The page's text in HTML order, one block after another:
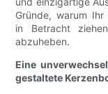
Gründe, warum Ihr
in Betracht
abzuheben.
Eine
gestaltete